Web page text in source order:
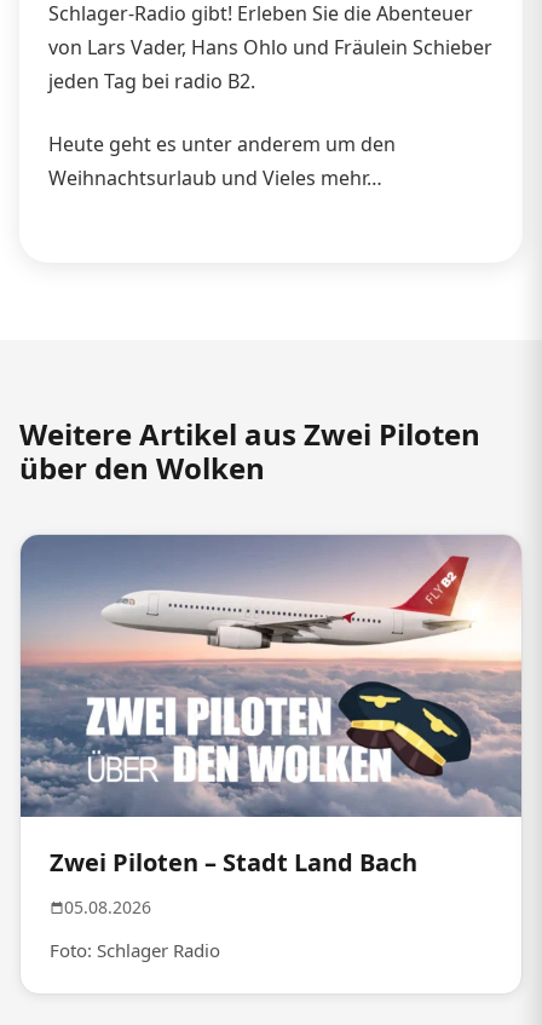
Schlager-Radio gibt! Erleben Sie die Abenteuer
von Lars Vader, Hans Ohlo und Fräulein Schieber
jeden Tag bei radio B2.
Heute geht es unter anderem um den
Weihnachtsurlaub und Vieles mehr…
Weitere Artikel aus Zwei Piloten
über den Wolken
Zwei Piloten – Stadt Land Bach
05.08.2026
Foto: Schlager Radio